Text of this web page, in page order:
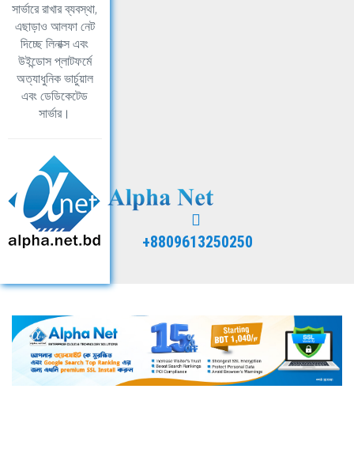
সার্ভারে রাখার ব্যবস্থা,
এছাড়াও আলফা নেট
দিচ্ছে লিনাক্স এবং
উইন্ডোস প্লাটফর্মে
অত্যাধুনিক ভার্চুয়াল
এবং ডেডিকেটেড
সার্ভার।
+8809613250250